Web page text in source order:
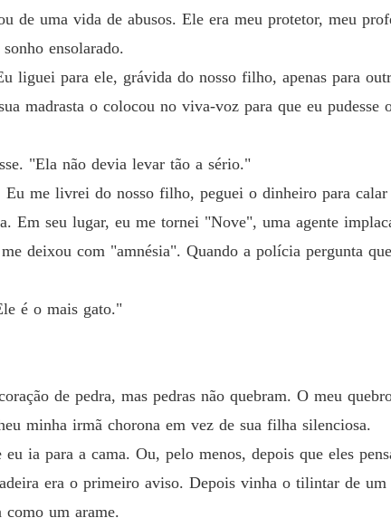
gato."
de uma vida de abusos. Ele era meu protetor, meu
ensolarado.
liguei para ele, grávida do nosso filho, apenas para
madrasta o colocou no viva-voz para que eu
"Ela não devia levar tão a sério."
me livrei do nosso filho, peguei o dinheiro para calar
Em seu lugar, eu me tornei "Nove", uma agente
deixou com "amnésia". Quando a polícia pergunta
é o mais gato."
de pedra, mas pedras não quebram. O meu
minha irmã chorona em vez de sua filha silenciosa.
ia para a cama. Ou, pelo menos, depois que eles
era o primeiro aviso. Depois vinha o tilintar de
um arame.